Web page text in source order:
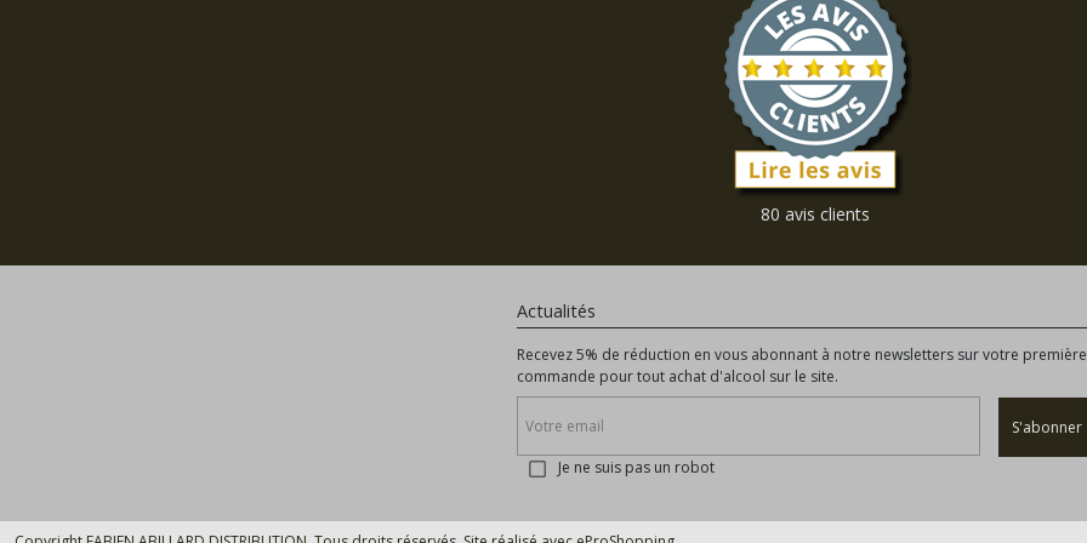
80 avis clients
Actualités
Recevez 5% de réduction en vous abonnant à notre newsletters sur votre première
commande pour tout achat d'alcool sur le site.
S'abonner
Je ne suis pas un robot